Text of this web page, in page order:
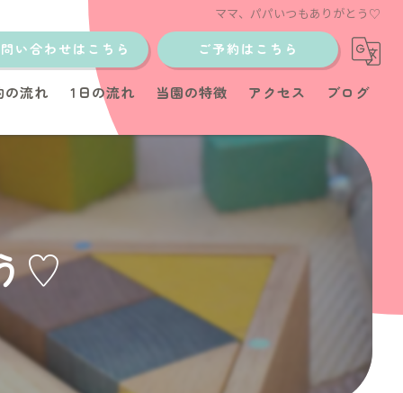
ママ、パパいつもありがとう♡
い合わせはこちら ご予約はこちら
の流れ 1日の流れ 当園の特徴
育児サポート
アクセス ブログ
♡